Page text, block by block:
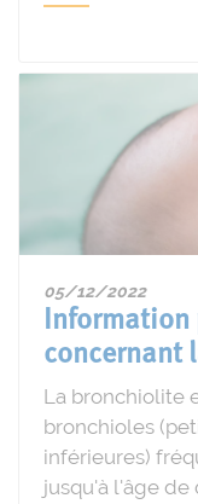
05/12/2022
Information
concernant
La bronchiolite
bronchioles
inférieures)
jusqu'à l'âge de